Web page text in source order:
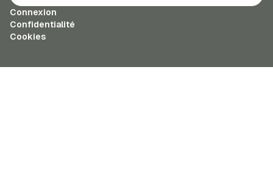
Connexion
Confidentialité
Cookies